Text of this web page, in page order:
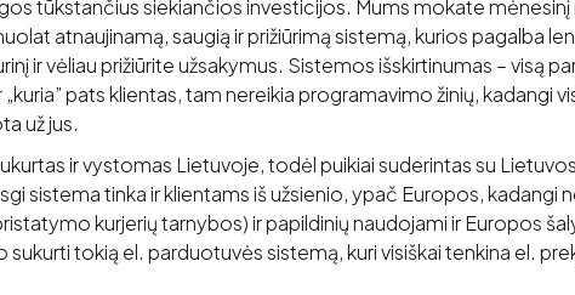
tūkstančius siekiančios investicijos. Mums mokate
atnaujinamą, saugią ir prižiūrimą sistemą, kurios pagalba
ir vėliau prižiūrite užsakymus. Sistemos išskirtinumas – visą
pats klientas, tam nereikia programavimo žinių, kadangi
už jus.
ir vystomas Lietuvoje, todėl puikiai suderintas su
sistema tinka ir klientams iš užsienio, ypač Europos, kadangi
kurjerių tarnybos) ir papildinių naudojami ir Europos
tokią el. parduotuvės sistemą, kuri visiškai tenkina el.